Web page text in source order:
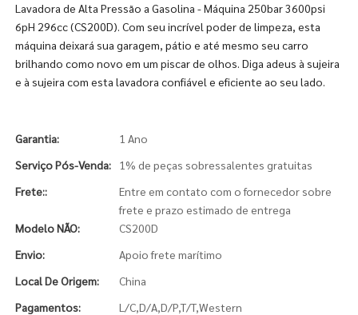
Lavadora de Alta Pressão a Gasolina - Máquina 250bar 3600psi
6pH 296cc (CS200D). Com seu incrível poder de limpeza, esta
máquina deixará sua garagem, pátio e até mesmo seu carro
brilhando como novo em um piscar de olhos. Diga adeus à sujeira
e à sujeira com esta lavadora confiável e eficiente ao seu lado.
Garantia:
1 Ano
Serviço Pós-Venda:
1% de peças sobressalentes gratuitas
Frete::
Entre em contato com o fornecedor sobre
frete e prazo estimado de entrega
Modelo NÃO:
CS200D
Envio:
Apoio frete marítimo
Local De Origem:
China
Pagamentos:
L/C,D/A,D/P,T/T,Western